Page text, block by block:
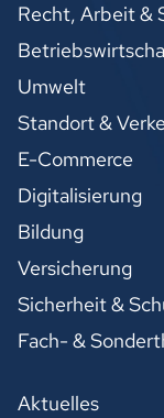
Recht, Arbeit &
Umwelt
Standort &
E-Commerce
Digitalisierung
Bildung
Versicherung
Sicherheit &
Fach- &
Aktuelles